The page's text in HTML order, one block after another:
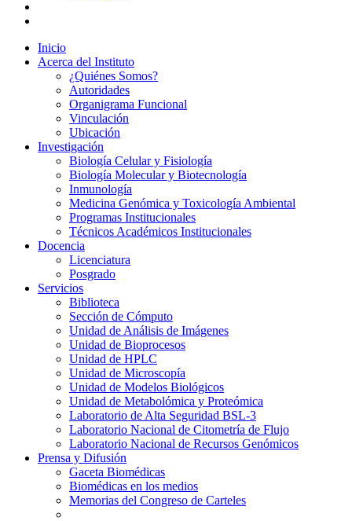
Inicio
Acerca del Instituto
¿Quiénes Somos?
Autoridades
Organigrama Funcional
Vinculación
Ubicación
Investigación
Biología Celular y Fisiología
Biología Molecular y Biotecnología
Inmunología
Medicina Genómica y Toxicología Ambiental
Programas Institucionales
Técnicos Académicos Institucionales
Docencia
Licenciatura
Posgrado
Servicios
Biblioteca
Sección de Cómputo
Unidad de Análisis de Imágenes
Unidad de Bioprocesos
Unidad de HPLC
Unidad de Microscopía
Unidad de Modelos Biológicos
Unidad de Metabolómica y Proteómica
Laboratorio de Alta Seguridad BSL-3
Laboratorio Nacional de Citometría de Flujo
Laboratorio Nacional de Recursos Genómicos
Prensa y Difusión
Gaceta Biomédicas
Biomédicas en los medios
Memorias del Congreso de Carteles